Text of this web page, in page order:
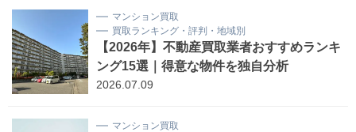
マンション買取
買取ランキング・評判・地域別
【2026年】不動産買取業者おすすめランキ
ング15選｜得意な物件を独自分析
2026.07.09
マンション買取